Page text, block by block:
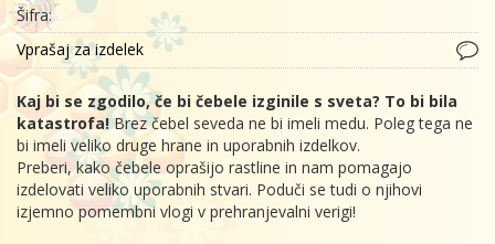
Šifra:
Vprašaj za izdelek
Kaj bi se zgodilo, če bi čebele izginile s sveta? To bi bila
katastrofa!Brez čebel seveda ne bi imeli medu. Poleg tega ne
bi imeli veliko druge hrane in uporabnih izdelkov.
Preberi, kako čebele oprašijo rastline in nam pomagajo
izdelovati veliko uporabnih stvari. Poduči se tudi o njihovi
izjemno pomembni vlogi v prehranjevalni verigi!